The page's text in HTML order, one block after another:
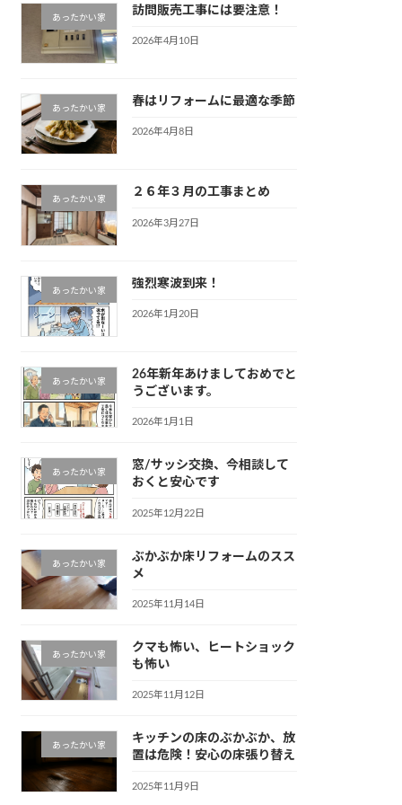
あったかい家
訪問販売工事には要注意！
2026年4月10日
あったかい家
春はリフォームに最適な季節
2026年4月8日
あったかい家
２６年３月の工事まとめ
2026年3月27日
あったかい家
強烈寒波到来！
2026年1月20日
あったかい家
26年新年あけましておめでと
うございます。
2026年1月1日
あったかい家
窓/サッシ交換、今相談して
おくと安心です
2025年12月22日
あったかい家
ぶかぶか床リフォームのスス
メ
2025年11月14日
あったかい家
クマも怖い、ヒートショック
も怖い
2025年11月12日
あったかい家
キッチンの床のぶかぶか、放
置は危険！安心の床張り替え
2025年11月9日